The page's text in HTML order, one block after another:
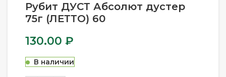
Рубит ДУСТ Абсолют дустер
75г (ЛЕТТО) 60
130.00 ₽
В наличии